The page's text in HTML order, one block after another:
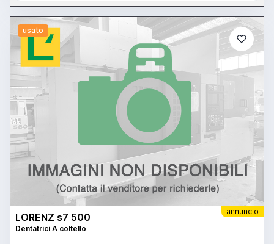
usato
annuncio
LORENZ s7 500
Dentatrici A coltello